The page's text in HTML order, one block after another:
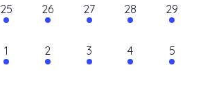
ビ
ゲ
ー
ン
ン
ン
ン
ン
9
イ
ン
25
9
イ
ン
26
10
イ
ン
27
9
イ
ン
28
10
イ
ン
29
6
イ
1
6
イ
2
6
イ
3
6
イ
4
6
イ
5